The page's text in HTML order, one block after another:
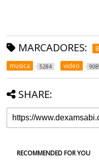
MARCADORES:
musica 5284 video
SHARE:
RECOMMENDED FOR YOU